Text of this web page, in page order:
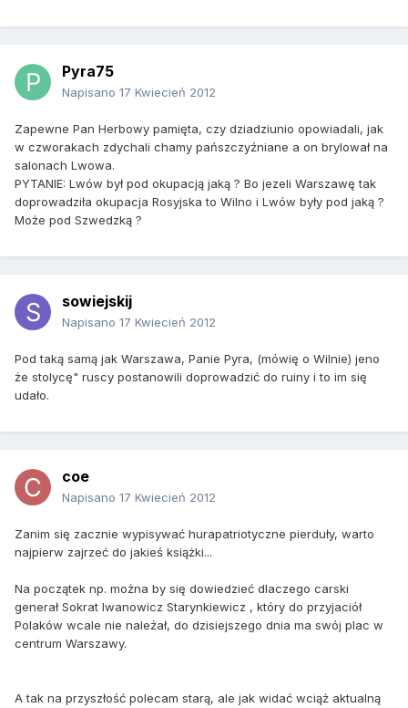
Pyra75
Napisano 17 Kwiecień 2012
Zapewne Pan Herbowy pamięta, czy dziadziunio opowiadali, jak
w czworakach zdychali chamy pańszczyźniane a on brylował na
salonach Lwowa.
PYTANIE: Lwów był pod okupacją jaką ? Bo jezeli Warszawę tak
doprowadziła okupacja Rosyjska to Wilno i Lwów były pod jaką ?
Może pod Szwedzką ?
sowiejskij
Napisano 17 Kwiecień 2012
Pod taką samą jak Warszawa, Panie Pyra, (mówię o Wilnie) jeno
że stolycę" ruscy postanowili doprowadzić do ruiny i to im się
udało.
coe
Napisano 17 Kwiecień 2012
Zanim się zacznie wypisywać hurapatriotyczne pierduły, warto
najpierw zajrzeć do jakieś książki...
Na początek np. można by się dowiedzieć dlaczego carski
generał Sokrat Iwanowicz Starynkiewicz , który do przyjaciół
Polaków wcale nie należał, do dzisiejszego dnia ma swój plac w
centrum Warszawy.
A tak na przyszłość polecam starą, ale jak widać wciąż aktualną